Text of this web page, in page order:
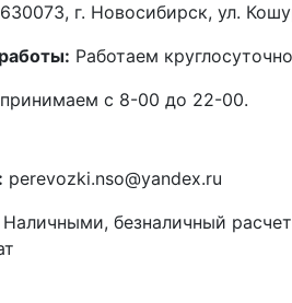
630073, г. Новосибирск, ул.
Работаем
с 8-00 до 22-00.
perevozki.nso@yandex.ru
Наличными, безналичный